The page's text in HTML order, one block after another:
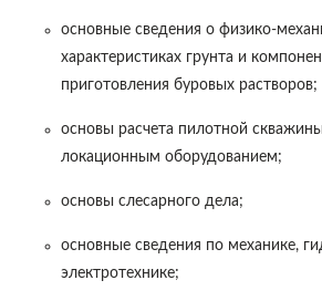
основные сведения о физико-
характеристиках грунта и
приготовления буровых растворов;
основы расчета пилотной
локационным оборудованием;
основы слесарного дела;
основные сведения по механике,
электротехнике;